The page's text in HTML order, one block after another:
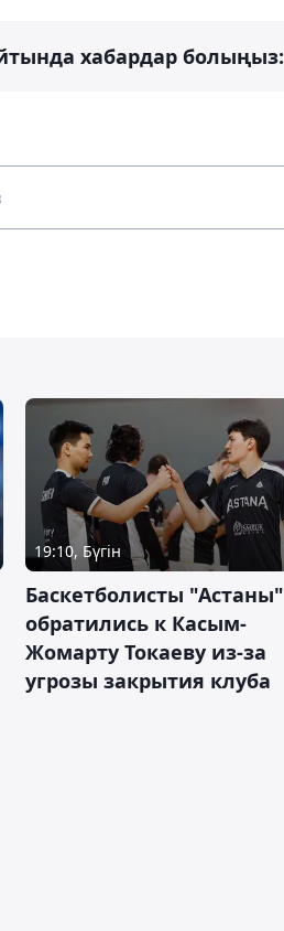
хабардар болыңыз:
19:10, Бүгін
Баскетболисты "Астаны"
обратились к Касым-
Жомарту Токаеву из-за
угрозы закрытия клуба